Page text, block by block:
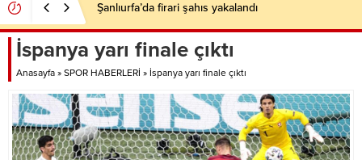
Şanlıurfa’da firari şahıs yakalandı
İspanya yarı finale çıktı
Anasayfa » SPOR HABERLERİ » İspanya yarı finale çıktı